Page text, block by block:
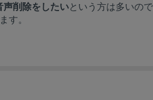
声削除をしたいという方は多いの
す。